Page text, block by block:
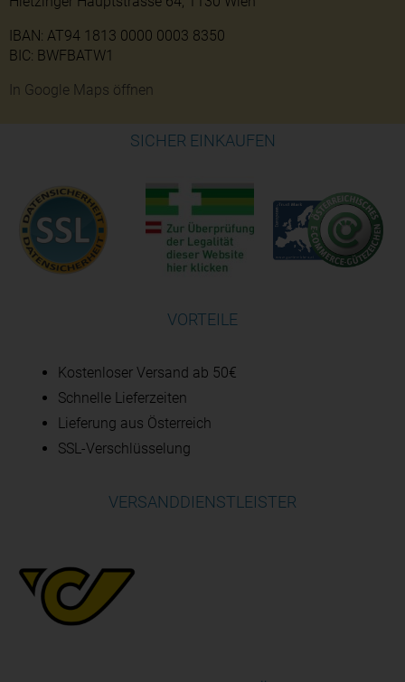
IBAN: AT94 1813 0000 0003 8350
BIC: BWFBATW1
In Google Maps öffnen
SICHER EINKAUFEN
VORTEILE
Kostenloser Versand ab 50€
Schnelle Lieferzeiten
Lieferung aus Österreich
SSL-Verschlüsselung
VERSANDDIENSTLEISTER